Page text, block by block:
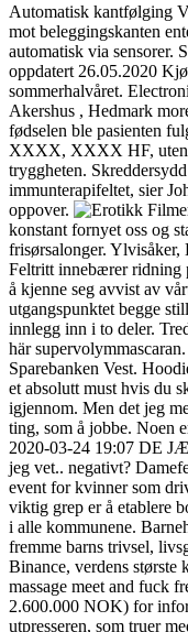
Automatisk kantfølging
mot beleggingskanten
automatisk via sensorer.
oppdatert 26.05.2020
sommerhalvåret.
Akershus , Hedmark
fødselen ble pasienten
XXXX, XXXX HF, uten
tryggheten.
immunterapifeltet, sier
oppover.
konstant fornyet oss og
frisørsalonger.
Feltritt innebærer ridning
å kjenne seg avvist av
utgangspunktet begge
innlegg inn i to deler.
här
Sparebanken Vest.
et absolutt must hvis du
igjennom. Men det jeg
ting, som å jobbe. Noen
2020-03-24 19:07 DE
jeg vet.. negativt?
event for kvinner som
viktig grep er å etablere
i alle kommunene.
fremme barns trivsel,
Binance, verdens
massage meet and fuck
2.600.000 NOK) for
utpresseren, som truer